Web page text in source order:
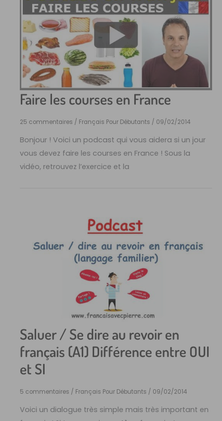
Faire les courses en France
25 commentaires / Français Pour Débutants / 09/02/2014
Bonjour ! Voici un podcast qui vous aidera si un jour
vous devez faire les courses en France ! Sous la
vidéo, retrouvez l’exercice et la
Saluer / Se dire au revoir en
français (A1) Différence entre OUI
et SI
5 commentaires / Français Pour Débutants / 09/02/2014
Voici un dialogue très simple mais très important en